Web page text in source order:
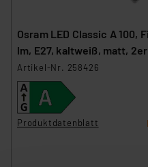
Osram LED Classic A 100,
lm, E27, kaltweiß, matt,
Artikel-Nr. 258426
Produktdatenblatt